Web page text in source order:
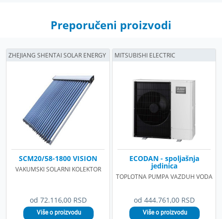
Preporučeni proizvodi
od 72.116,00 RSD
SCM20/58-1800 VISION
VAKUMSKI SOLARNI KOLEKTOR
ZHEJIANG SHENTAI SOLAR ENERGY
od 444.761,00 RSD
ECODAN - spoljašnja
jedinica
TOPLOTNA PUMPA VAZDUH VODA
MITSUBISHI ELECTRIC